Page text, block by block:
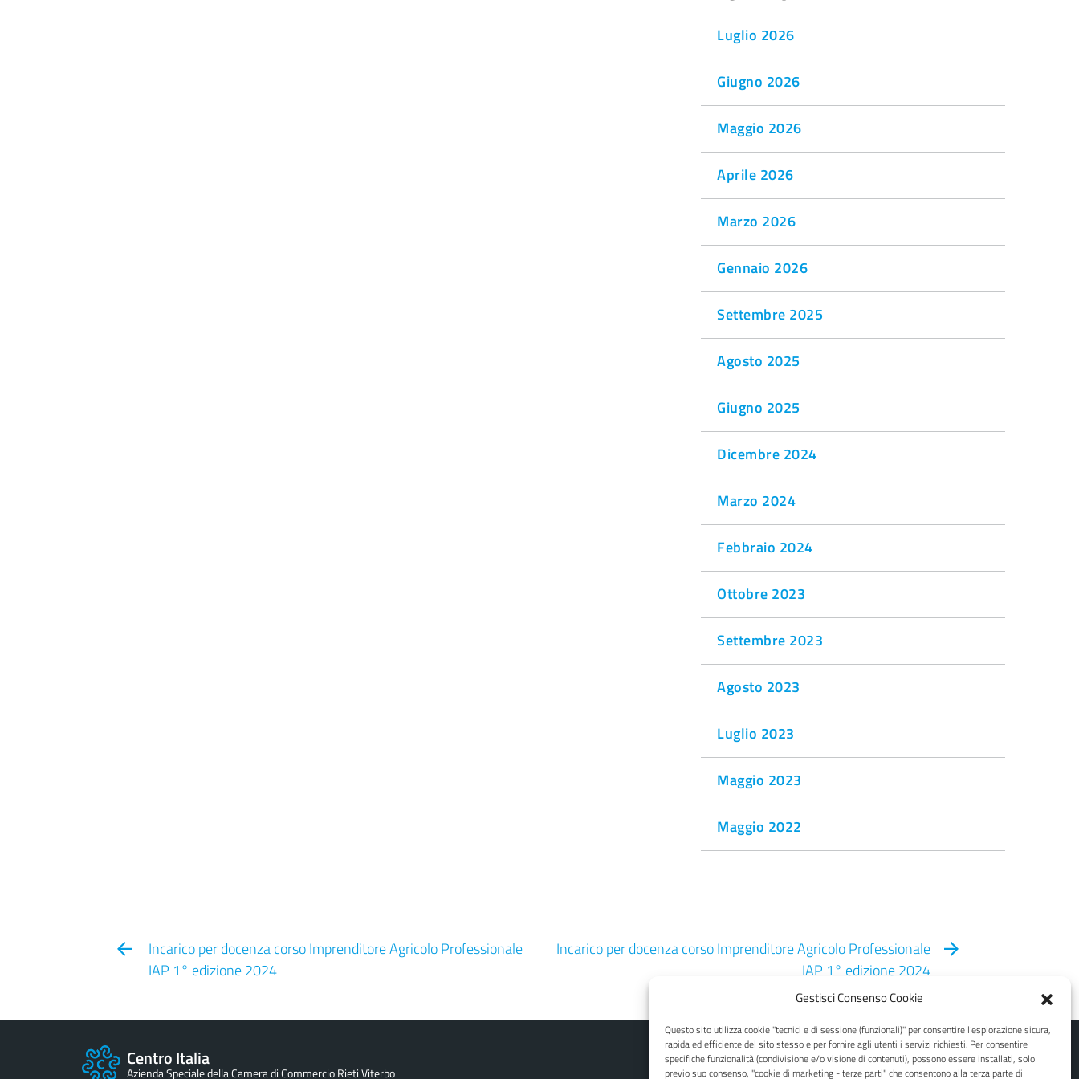
Gestisci Consenso Cookie
Questo sito utilizza cookie "tecnici e di sessione (funzionali)" per consentire l’esplorazione sicura,
rapida ed efficiente del sito stesso e per fornire agli utenti i servizi richiesti. Per consentire
specifiche funzionalità (condivisione e/o visione di contenuti), possono essere installati, solo
previo suo consenso, "cookie di marketing - terze parti" che consentono alla terza parte di
Luglio 2026
Giugno 2026
Maggio 2026
Aprile 2026
Marzo 2026
Gennaio 2026
Settembre 2025
Agosto 2025
Giugno 2025
Dicembre 2024
Marzo 2024
Febbraio 2024
Ottobre 2023
Settembre 2023
Agosto 2023
Luglio 2023
Maggio 2023
Maggio 2022
Incarico per docenza corso Imprenditore Agricolo Professionale
IAP 1° edizione 2024
Incarico per docenza corso Imprenditore Agricolo Professionale
IAP 1° edizione 2024
Centro Italia
Azienda Speciale della Camera di Commercio Rieti Viterbo